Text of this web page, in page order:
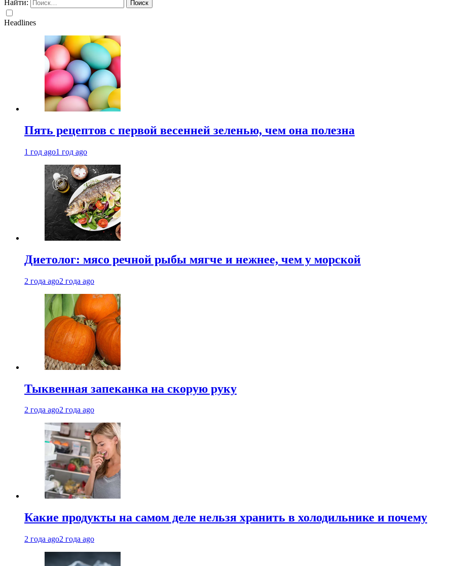
Найти:
Headlines
Пять рецептов с первой весенней зеленью, чем она полезна
1 год ago1 год ago
Диетолог: мясо речной рыбы мягче и нежнее, чем у морской
2 года ago2 года ago
Тыквенная запеканка на скорую руку
2 года ago2 года ago
Какие продукты на самом деле нельзя хранить в холодильнике и почему
2 года ago2 года ago